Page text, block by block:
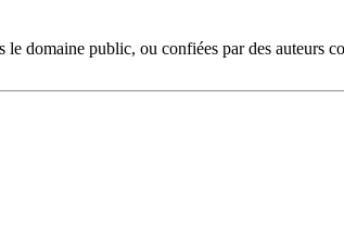
domaine public, ou confiées par des auteurs